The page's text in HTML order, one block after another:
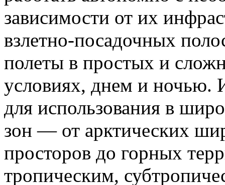
зависимости от их
взлетно-посадочных
полеты в простых и
условиях, днем и ночью.
для использования в
зон — от арктических
просторов до горных
тропическим,